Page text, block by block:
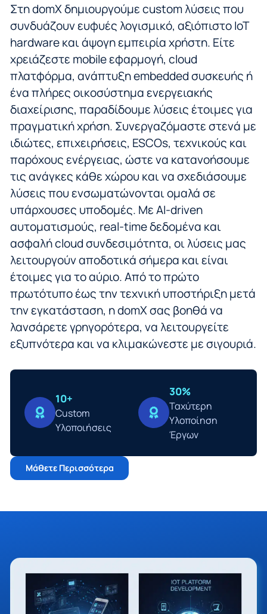
Στη domX δημιουργούμε custom λύσεις που
συνδυάζουν ευφυές λογισμικό, αξιόπιστο IoT
hardware και άψογη εμπειρία χρήστη. Είτε
χρειάζεστε mobile εφαρμογή, cloud
πλατφόρμα, ανάπτυξη embedded συσκευής ή
ένα πλήρες οικοσύστημα ενεργειακής
διαχείρισης, παραδίδουμε λύσεις έτοιμες για
πραγματική χρήση. Συνεργαζόμαστε στενά με
ιδιώτες, επιχειρήσεις, ESCOs, τεχνικούς και
παρόχους ενέργειας, ώστε να κατανοήσουμε
τις ανάγκες κάθε χώρου και να σχεδιάσουμε
λύσεις που ενσωματώνονται ομαλά σε
υπάρχουσες υποδομές. Με AI-driven
αυτοματισμούς, real-time δεδομένα και
ασφαλή cloud συνδεσιμότητα, οι λύσεις μας
λειτουργούν αποδοτικά σήμερα και είναι
έτοιμες για το αύριο. Από το πρώτο
πρωτότυπο έως την τεχνική υποστήριξη μετά
την εγκατάσταση, η domX σας βοηθά να
λανσάρετε γρηγορότερα, να λειτουργείτε
εξυπνότερα και να κλιμακώνεστε με σιγουριά.
10+
Custom
Υλοποιήσεις
30%
Ταχύτερη
Υλοποίηση
Έργων
Μάθετε Περισσότερα